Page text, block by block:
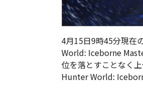
4月15日9時45分現在
World: Iceborne
位を落とすことなく
Hunter World: